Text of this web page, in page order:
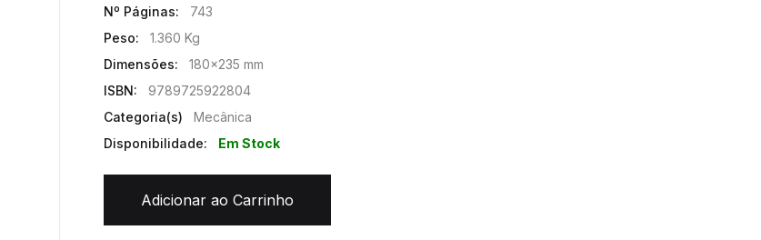
Nº Páginas:
743
Peso:
1.360 Kg
Dimensões:
180x235 mm
ISBN:
9789725922804
Categoria(s)
Mecânica
Disponibilidade:
Em Stock
Adicionar ao Carrinho